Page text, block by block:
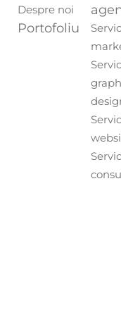
Despre noi
Portofoliu